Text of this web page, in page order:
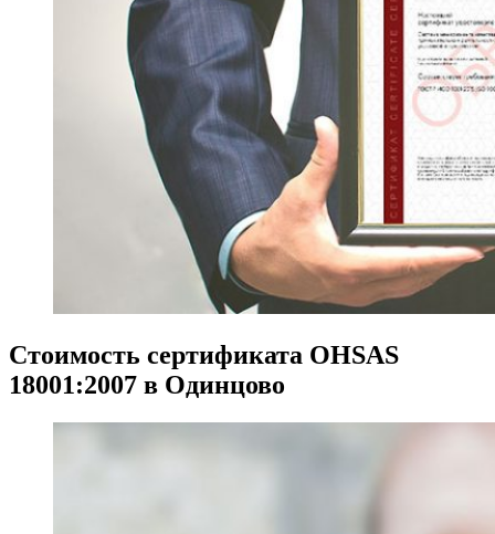
Стоимость сертификата OHSAS
18001:2007 в Одинцово